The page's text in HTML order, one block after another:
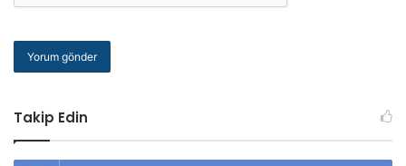
5 İzmir
Takip Edin